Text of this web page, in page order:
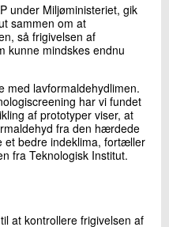
under Miljøministeriet, gik
sammen om at
så frigivelsen af
kunne mindskes endnu
med lavformaldehydlimen.
har vi fundet
af prototyper viser, at
fra den hærdede
et bedre indeklima, fortæller
fra Teknologisk Institut.
at kontrollere frigivelsen af